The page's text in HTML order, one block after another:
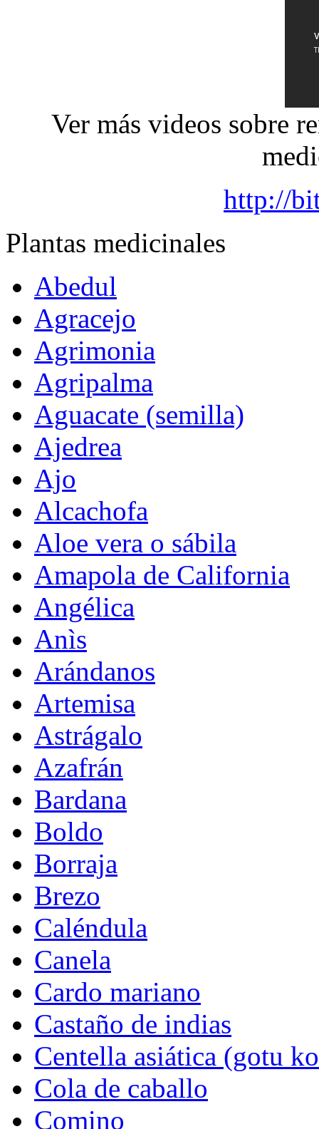
Ver más videos sobre
http://
Plantas medicinales
Abedul
Agracejo
Agrimonia
Agripalma
Aguacate (semilla)
Ajedrea
Ajo
Alcachofa
Aloe vera o sábila
Amapola de California
Angélica
Anìs
Arándanos
Artemisa
Astrágalo
Azafrán
Bardana
Boldo
Borraja
Brezo
Caléndula
Canela
Cardo mariano
Castaño de indias
Centella asiática (gotu
Cola de caballo
Comino